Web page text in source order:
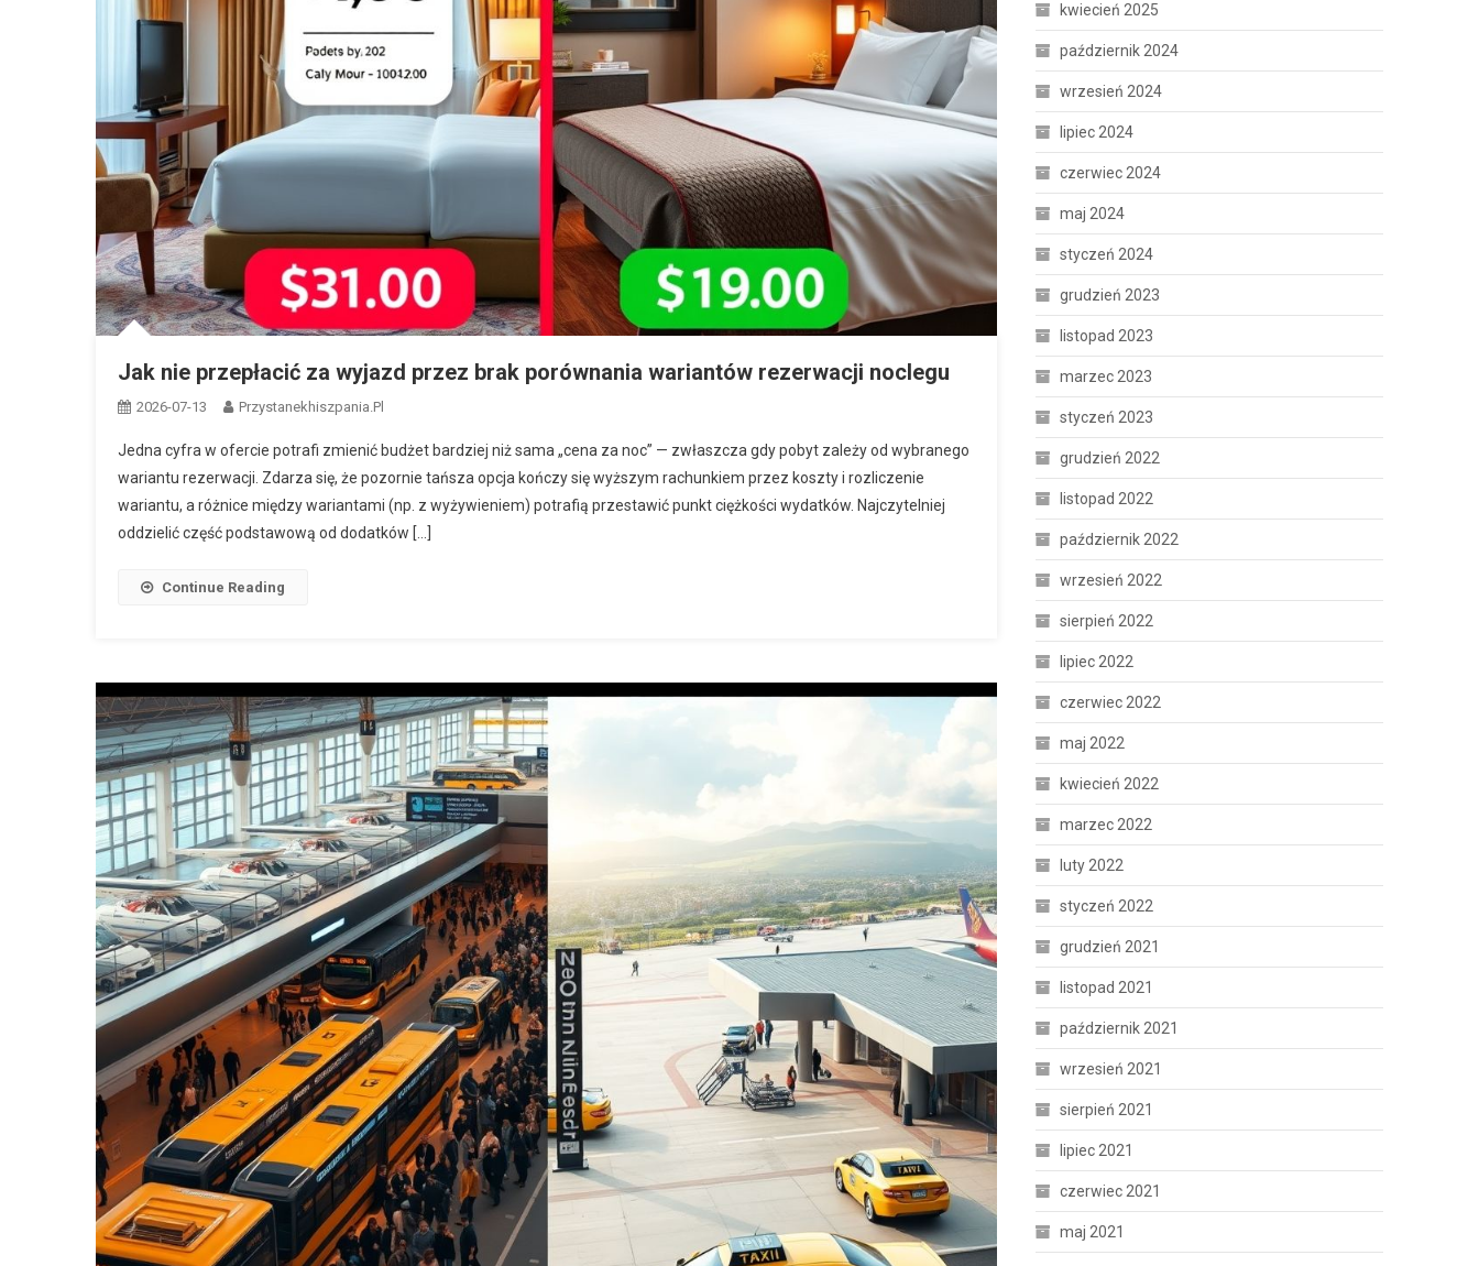
Jak nie przepłacić za wyjazd przez brak porównania wariantów rezerwacji noclegu
2026-07-13 Przystanekhiszpania.pl
Jedna cyfra w ofercie potrafi zmienić budżet bardziej niż sama „cena za noc” — zwłaszcza gdy pobyt zależy od wybranego
wariantu rezerwacji. Zdarza się, że pozornie tańsza opcja kończy się wyższym rachunkiem przez koszty i rozliczenie
wariantu, a różnice między wariantami (np. z wyżywieniem) potrafią przestawić punkt ciężkości wydatków. Najczytelniej
oddzielić część podstawową od dodatków […]
Continue Reading
kwiecień 2025
październik 2024
wrzesień 2024
lipiec 2024
czerwiec 2024
maj 2024
styczeń 2024
grudzień 2023
listopad 2023
marzec 2023
styczeń 2023
grudzień 2022
listopad 2022
październik 2022
wrzesień 2022
sierpień 2022
lipiec 2022
czerwiec 2022
maj 2022
kwiecień 2022
marzec 2022
luty 2022
styczeń 2022
grudzień 2021
listopad 2021
październik 2021
wrzesień 2021
sierpień 2021
lipiec 2021
czerwiec 2021
maj 2021